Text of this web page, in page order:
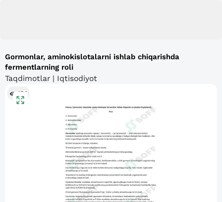
Gormonlar, aminokislotalarni ishlab chiqarishda
fermentlarning roli
Taqdimotlar | Iqtisodiyot
134